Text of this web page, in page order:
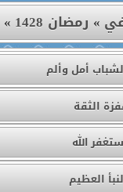
» رمضان 1428 »